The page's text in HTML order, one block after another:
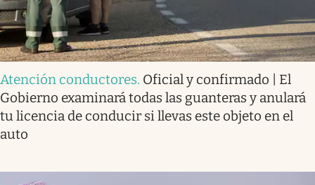
Atención conductores. Oficial y confirmado | El
Gobierno examinará todas las guanteras y anulará
tu licencia de conducir si llevas este objeto en el
auto